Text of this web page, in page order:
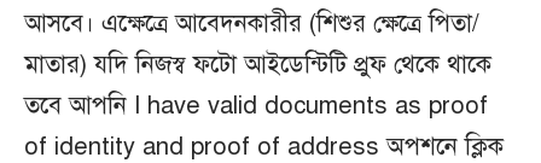
আসবে। এক্ষেত্রে আবেদনকারীর (শিশুর ক্ষেত্রে পিতা/
মাতার) যদি নিজস্ব ফটো আইডেন্টিটি প্রুফ থেকে থাকে
তবে আপনি I have valid documents as proof
of identity and proof of address অপশনে ক্লিক